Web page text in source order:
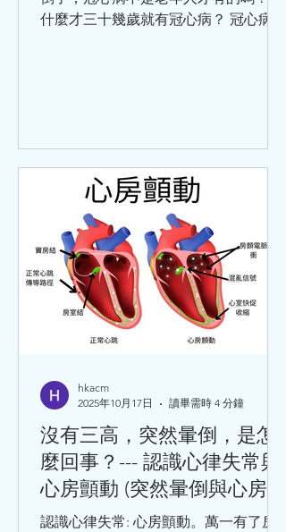
什麼才三十幾歲就有冠心病？ 冠心病的
此之外，炎症栓塞導致血管管腔狹窄或
閉塞也可以引起冠心病。 關於冠心病，
世界衛生組織將它分為5大類：無症狀
心肌缺血（也叫隱匿性冠心病）、心絞
痛、心肌梗死、缺血性心力衰竭（也叫
缺血性心臟病）、猝死。這5種臨床類
型，在臨床中還可以分為：穩定型冠心
病、急性冠狀動脈綜合徵。 引發冠心病
的危險因素分為：可改變的和不可改變
的兩種。其中可改變因素有：高血壓、
理膳食、過量飲酒等等。 不可改變的危
險因素有：性別、年齡、家族史、感染
病史（如巨細胞病毒、肺炎衣原體、幽
門螺旋桿菌等）。 千萬不要小看冠心
病，冠心病是中老年人的常見病和多發
病，處於這個年齡階段的人，在日常生
活中，出現哪些情況，要及時就醫呢？
沒有三高，突然暈倒，是怎
麼回事？--- 認識心律失常與
心房顫動 (突然暈倒與心房顫
動)
認識心律失常: 心房顫動。萬一有了房
hkacm
2025年10月17日
讀畢需時 4 分鐘